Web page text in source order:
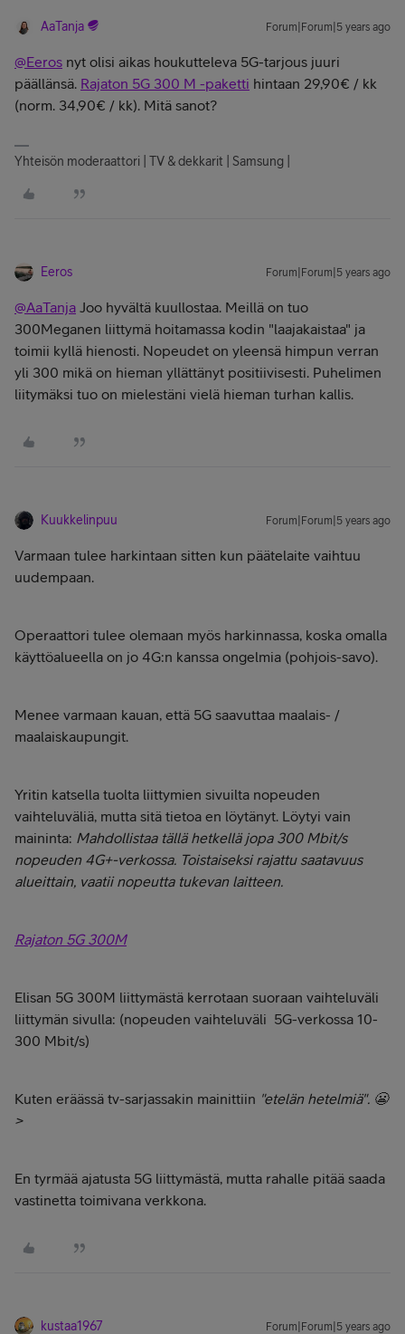
AaTanja Forum|Forum|5 years ago
@Eeros nyt olisi aikas houkutteleva 5G-tarjous juuri
päällänsä. Rajaton 5G 300 M -paketti hintaan 29,90€ / kk
(norm. 34,90€ / kk). Mitä sanot?
Yhteisön moderaattori | TV & dekkarit | Samsung |
Eeros Forum|Forum|5 years ago
@AaTanja Joo hyvältä kuullostaa. Meillä on tuo
300Meganen liittymä hoitamassa kodin "laajakaistaa" ja
toimii kyllä hienosti. Nopeudet on yleensä himpun verran
yli 300 mikä on hieman yllättänyt positiivisesti. Puhelimen
liitymäksi tuo on mielestäni vielä hieman turhan kallis.
Kuukkelinpuu Forum|Forum|5 years ago
Varmaan tulee harkintaan sitten kun päätelaite vaihtuu
uudempaan.
Operaattori tulee olemaan myös harkinnassa, koska omalla
käyttöalueella on jo 4G:n kanssa ongelmia (pohjois-savo).
Menee varmaan kauan, että 5G saavuttaa maalais- /
maalaiskaupungit.
Yritin katsella tuolta liittymien sivuilta nopeuden
vaihteluväliä, mutta sitä tietoa en löytänyt. Löytyi vain
maininta: Mahdollistaa tällä hetkellä jopa 300 Mbit/s
nopeuden 4G+-verkossa. Toistaiseksi rajattu saatavuus
alueittain, vaatii nopeutta tukevan laitteen.
Rajaton 5G 300M
Elisan 5G 300M liittymästä kerrotaan suoraan vaihteluväli
liittymän sivulla: (nopeuden vaihteluväli 5G-verkossa 10-
300 Mbit/s)
Kuten eräässä tv-sarjassakin mainittiin "etelän hetelmiä". 😬
>
En tyrmää ajatusta 5G liittymästä, mutta rahalle pitää saada
vastinetta toimivana verkkona.
kustaa1967 Forum|Forum|5 years ago